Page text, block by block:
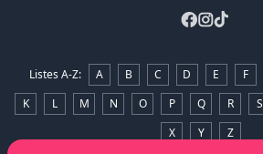
Listes A-Z: A B C D E F
K
L M N O P Q R S
X
Y Z